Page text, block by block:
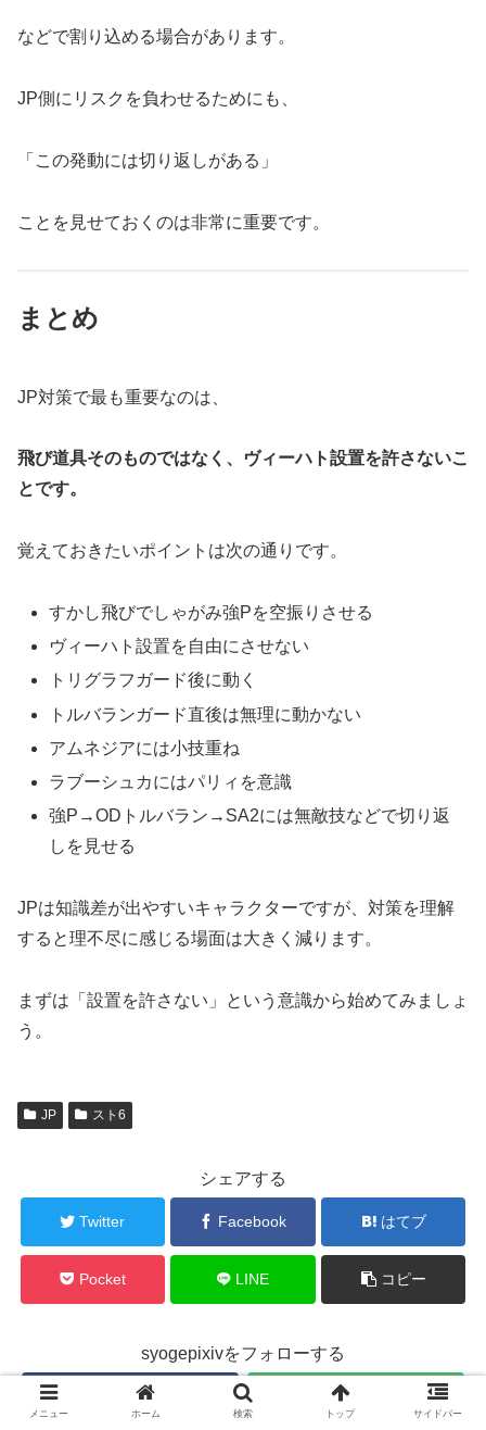
などで割り込める場合があります。
JP側にリスクを負わせるためにも、
「この発動には切り返しがある」
ことを見せておくのは非常に重要です。
まとめ
JP対策で最も重要なのは、
飛び道具そのものではなく、ヴィーハト設置を許さないこ
とです。
覚えておきたいポイントは次の通りです。
すかし飛びでしゃがみ強Pを空振りさせる
ヴィーハト設置を自由にさせない
トリグラフガード後に動く
トルバランガード直後は無理に動かない
アムネジアには小技重ね
ラブーシュカにはパリィを意識
強P→ODトルバラン→SA2には無敵技などで切り返
しを見せる
JPは知識差が出やすいキャラクターですが、対策を理解
すると理不尽に感じる場面は大きく減ります。
まずは「設置を許さない」という意識から始めてみましょ
う。
JP スト6
シェアする
Twitter Facebook はてブ
Pocket LINE コピー
syogepixivをフォローする
メニュー ホーム 検索 トップ サイドバー